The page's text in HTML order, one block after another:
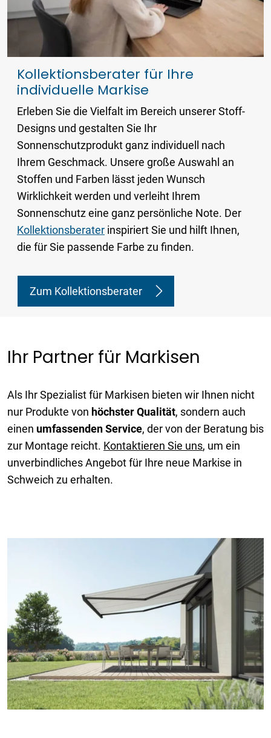
Kollektionsberater für Ihre
individuelle Markise
Erleben Sie die Vielfalt im Bereich unserer Stoff-
Designs und gestalten Sie Ihr
Sonnenschutzprodukt ganz individuell nach
Ihrem Geschmack. Unsere große Auswahl an
Stoffen und Farben lässt jeden Wunsch
Wirklichkeit werden und verleiht Ihrem
Sonnenschutz eine ganz persönliche Note. Der
Kollektionsberater inspiriert Sie und hilft Ihnen,
die für Sie passende Farbe zu finden.
Zum Kollektionsberater
Ihr Partner für Markisen
Als Ihr Spezialist für Markisen bieten wir Ihnen nicht
nur Produkte von höchsterQualität, sondern auch
einen umfassendenService, der von der Beratung bis
zur Montage reicht. Kontaktieren Sie uns, um ein
unverbindliches Angebot für Ihre neue Markise in
Schweich zu erhalten.